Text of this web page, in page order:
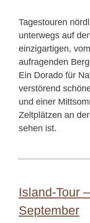
Tagestouren
unterwegs auf
einzigartigen,
aufragenden
Ein Dorado für
verstörend
und einer
Zeltplätzen an
sehen ist.
Island-Tour
September